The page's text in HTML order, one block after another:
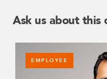
Ask us about this
EMPLOYEE